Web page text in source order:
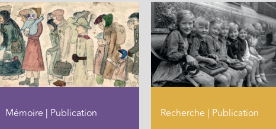
Mémoire | Publication Recherche | Publication